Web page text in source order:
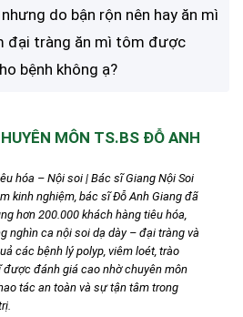
do bận rộn nên hay ăn mì
đại tràng ăn mì tôm được
bệnh không ạ?
MÔN TS.BS ĐỖ ANH
hóa – Nội soi | Bác sĩ Giang Nội Soi
kinh nghiệm, bác sĩ Đỗ Anh Giang đã
hơn 200.000 khách hàng tiêu hóa,
nghìn ca nội soi dạ dày – đại tràng và
các bệnh lý polyp, viêm loét, trào
được đánh giá cao nhờ chuyên môn
tác an toàn và sự tận tâm trong